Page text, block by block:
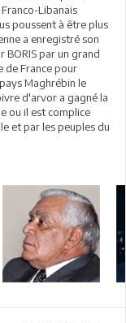
Libanais
poussent à être plus
a enregistré son
BORIS par un grand
de France pour
Maghrébin le
d'arvor a gagné la
ou il est complice
et par les peuples du